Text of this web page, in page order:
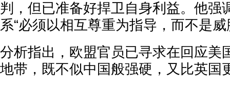
判，但已准备好捍卫自身利益。他强
系“必须以相互尊重为指导，而不是威
分析指出，欧盟官员已寻求在回应美
地带，既不似中国般强硬，又比英国